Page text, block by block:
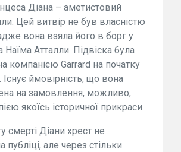
Діана – аметистовий
Цей витвір не був власністю
вона взяла його в борг у
Наїма Атталли. Підвіска була
компанією Garrard на початку
Існує ймовірність, що вона
на замовлення, можливо,
якоїсь історичної прикраси.
смерті Діани хрест не
публіці, але через стільки